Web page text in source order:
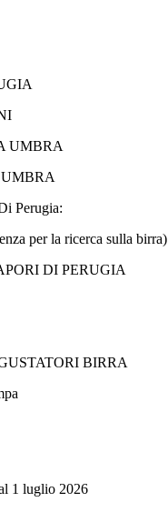
UMBRA
Perugia:
per la ricerca sulla birra)
DI PERUGIA
BIRRA
1 luglio 2026